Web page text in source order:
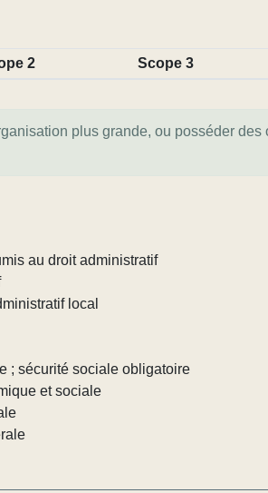
2 Scope 3
plus grande, ou posséder
au droit administratif
local
; sécurité sociale obligatoire
et sociale